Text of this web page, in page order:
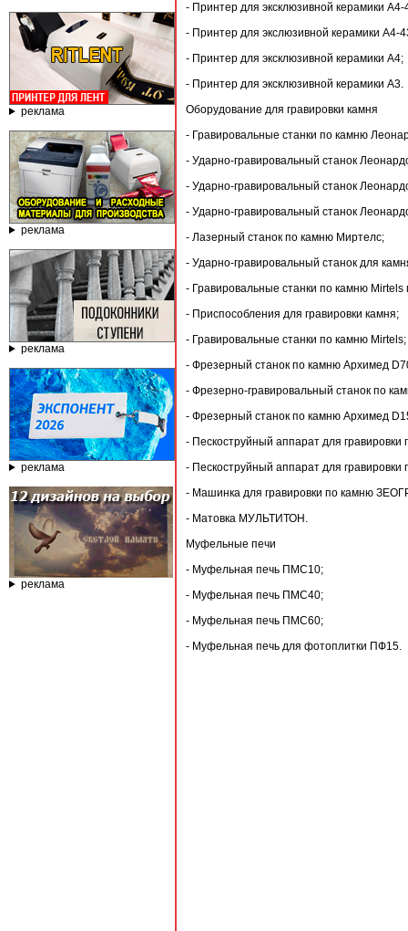
реклама
реклама
реклама
реклама
реклама
- Принтер для эксклюзивной керамики А4-
- Принтер для экслюзивной керамики А4-
- Принтер для эксклюзивной керамики А4;
- Принтер для эксклюзивной керамики А3.
Оборудование для гравировки камня
- Гравировальные станки по камню
- Ударно-гравировальный станок
- Ударно-гравировальный станок
- Ударно-гравировальный станок
- Лазерный станок по камню Миртелс;
- Ударно-гравировальный станок для
- Гравировальные станки по камню
- Приспособления для гравировки камня;
- Гравировальные станки по камню Mirtels;
- Фрезерный станок по камню Архимед
- Фрезерно-гравировальный станок по
- Фрезерный станок по камню Архимед
- Пескоструйный аппарат для гравировки
- Пескоструйный аппарат для гравировки
- Машинка для гравировки по камню
- Матовка МУЛЬТИТОН.
Муфельные печи
- Муфельная печь ПМС10;
- Муфельная печь ПМC40;
- Муфельная печь ПМС60;
- Муфельная печь для фотоплитки ПФ15.